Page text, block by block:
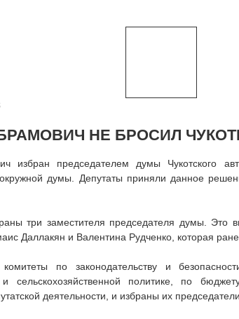
НЕ БРОСИЛ
избран председателем думы Чукотского
окружной думы. Депутаты приняли данное
три заместителя председателя думы. Это
Даллакян и Валентина Рудченко, которая
по законодательству и
сельскохозяйственной политике, по
деятельности, и избраны их